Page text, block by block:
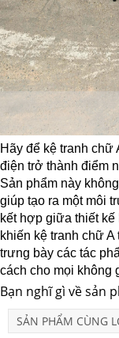
Hãy để kệ tranh chữ
điện trở thành điểm
Sản phẩm này
giúp tạo ra một môi
kết hợp giữa thiết
khiến kệ tranh chữ
trưng bày các tác
cách cho mọi không
Bạn nghĩ gì về sản
SẢN PHẨM CÙNG